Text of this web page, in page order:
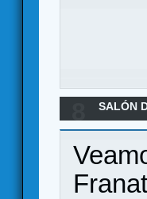
SALÓN
Anillo -